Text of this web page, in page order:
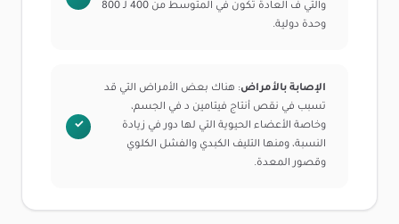
والتي ف العادة تكون في المتوسط من 400 لـ 800
وحدة دولية.
الإصابة بالأمراض: هناك بعض الأمراض التي قد
تسبب في نقص أنتاج فيتامين د في الجسم،
وخاصة الأعضاء الحيوية التي لها دور في زيادة
النسبة، ومنها التليف الكبدي والفشل الكلوي
وقصور المعدة.